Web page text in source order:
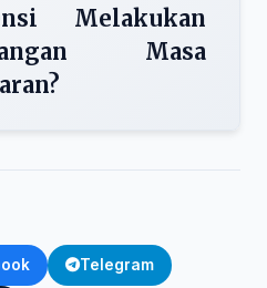
Melakukan
Masa
Telegram